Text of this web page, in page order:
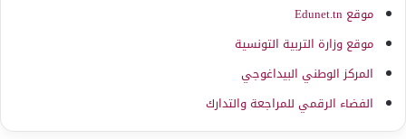
موقع Edunet.tn
موقع وزارة التربية التونسية
المركز الوطني البيداغوجي
الفضاء الرقمي للمراجعة والتدارك